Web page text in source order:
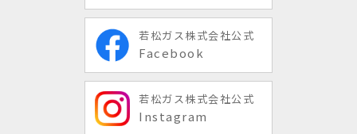
若松ガス株式会社公式
Facebook
若松ガス株式会社公式
Instagram